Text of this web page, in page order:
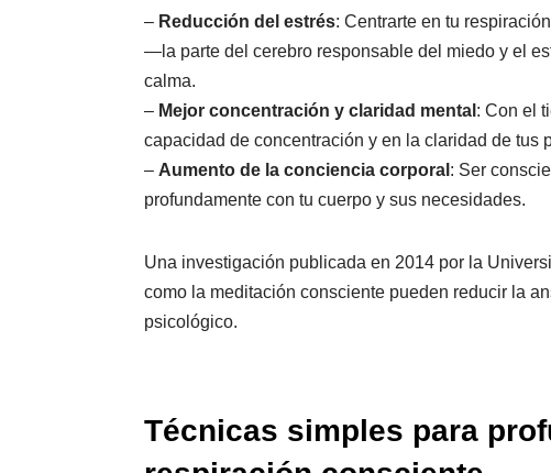
– Reducción del estrés: Centrarte en tu
—la parte del cerebro responsable del miedo y el
calma.
– Mejor concentración y claridad mental : Con el
capacidad de concentración y en la claridad de tus
– Aumento de la conciencia corporal : Ser
profundamente con tu cuerpo y sus necesidades.
Una investigación publicada en 2014 por la
como la meditación consciente pueden reducir la
psicológico.
Técnicas simples para